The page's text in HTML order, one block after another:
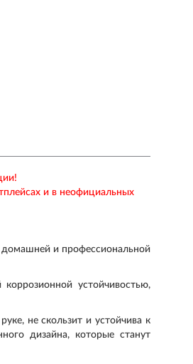
и в неофициальных
и профессиональной
устойчивостью,
не скользит и устойчива к
дизайна, которые станут